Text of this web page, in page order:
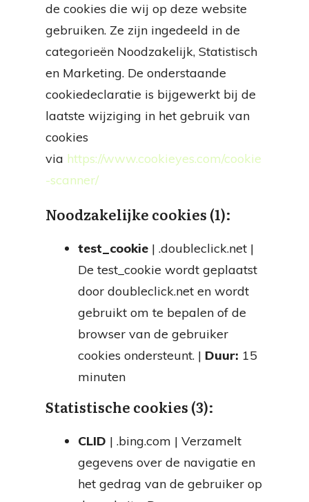
de cookies die wij op deze website
gebruiken. Ze zijn ingedeeld in de
categorieën Noodzakelijk, Statistisch
en Marketing. De onderstaande
cookiedeclaratie is bijgewerkt bij de
laatste wijziging in het gebruik van
cookies
via https://www.cookieyes.com/cookie
-scanner/
Noodzakelijke cookies (1):
test_cookie | .doubleclick.net |
De test_cookie wordt geplaatst
door doubleclick.net en wordt
gebruikt om te bepalen of de
browser van de gebruiker
cookies ondersteunt. | Duur: 15
minuten
Statistische cookies (3):
CLID | .bing.com | Verzamelt
gegevens over de navigatie en
het gedrag van de gebruiker op